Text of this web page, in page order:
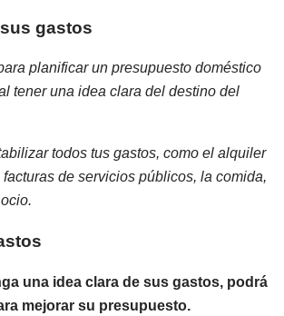
gastos
planificar un presupuesto doméstico
tener una idea clara del destino del
todos tus gastos, como el alquiler
de servicios públicos, la comida,
una idea clara de sus gastos, podrá
mejorar su presupuesto.